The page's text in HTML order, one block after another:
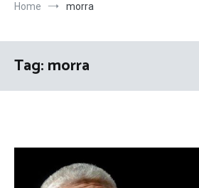
Home morra
Tag:morra